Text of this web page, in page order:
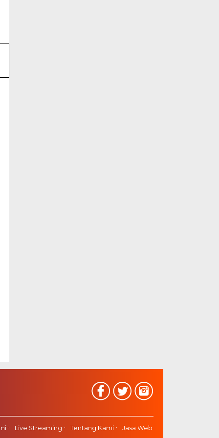
Live Streaming Tentang Kami Jasa Web